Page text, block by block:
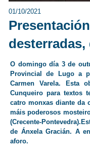
01/10/2021
desterradas,
O domingo día 3 de
Provincial de Lugo a
Carmen Varela. Esta
Cunqueiro para textos
catro monxas diante da
máis poderosos
(Crecente-
de Ánxela Gracián. A
aforo.